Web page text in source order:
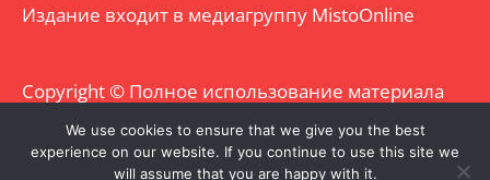
Издание входит в медиагруппу MistoOnline
Copyright © Полное использование материала
запрещено. Частично разрешено с
гиперссылкой.
We use cookies to ensure that we give you the best
experience on our website. If you continue to use this site we
will assume that you are happy with it.